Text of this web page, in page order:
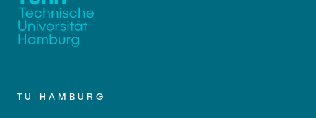
TU HAMBURG